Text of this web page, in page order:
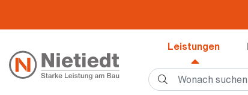
Leistungen